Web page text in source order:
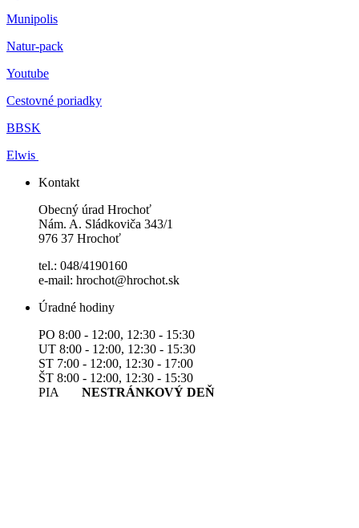
Munipolis
Natur-pack
Youtube
Cestovné poriadky
BBSK
Elwis
Kontakt
Obecný úrad Hrochoť
Nám. A. Sládkoviča 343/1
976 37 Hrochoť
tel.: 048/4190160
e-mail: hrochot@hrochot.sk
Úradné hodiny
PO 8:00 - 12:00, 12:30 - 15:30
UT 8:00 - 12:00, 12:30 - 15:30
ST 7:00 - 12:00, 12:30 - 17:00
ŠT 8:00 - 12:00, 12:30 - 15:30
PIA NESTRÁNKOVÝ DEŇ